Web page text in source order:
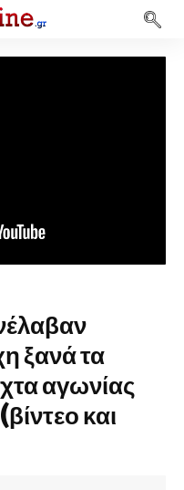
ξανά τα
αγωνίας
και